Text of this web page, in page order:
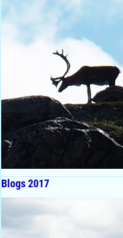
Blogs 2017